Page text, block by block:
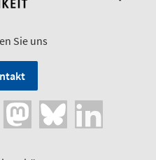
Sie uns